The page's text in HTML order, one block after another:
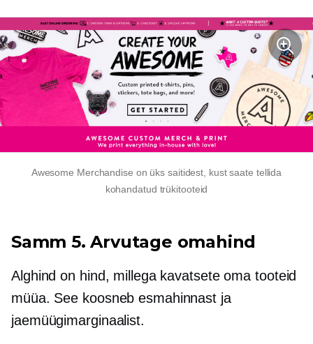
Awesome Merchandise on üks saitidest, kust saate tellida
kohandatud trükitooteid
Samm 5. Arvutage omahind
Alghind on hind, millega kavatsete oma tooteid
müüa. See koosneb esmahinnast ja
jaemüügimarginaalist.